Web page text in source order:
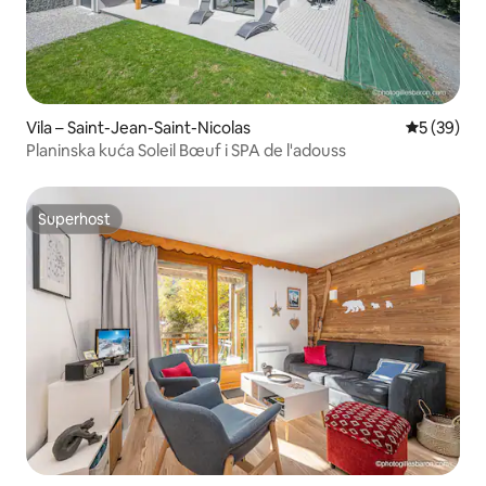
Vila – Saint-Jean-Saint-Nicolas Prosječna
5 (39)
Planinska kuća Soleil Bœuf i SPA de l'adouss
Superhost
Superhost